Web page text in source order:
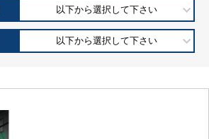
以下から選択して下さい
以下から選択して下さい